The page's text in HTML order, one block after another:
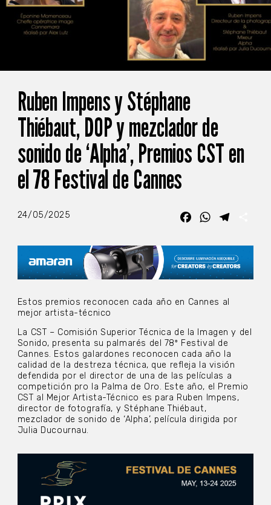
Ruben Impens y Stéphane
Thiébaut, DOP y mezclador de
sonido de ‘Alpha’, Premios CST en
el 78 Festival de Cannes
24/05/2025 FacebookWhatsApp
Estos premios reconocen cada año en Cannes al
mejor artista-técnico
La CST – Comisión Superior Técnica de la Imagen y del
Sonido, presenta su palmarés del 78º Festival de
Cannes. Estos galardones reconocen cada año la
calidad de la destreza técnica, que refleja la visión
defendida por el director de una de las películas a
competición pro la Palma de Oro. Este año, el Premio
CST al Mejor Artista-Técnico es para Ruben Impens,
director de fotografía, y Stéphane Thiébaut,
mezclador de sonido de ‘Alpha’, película dirigida por
Julia Ducournau.